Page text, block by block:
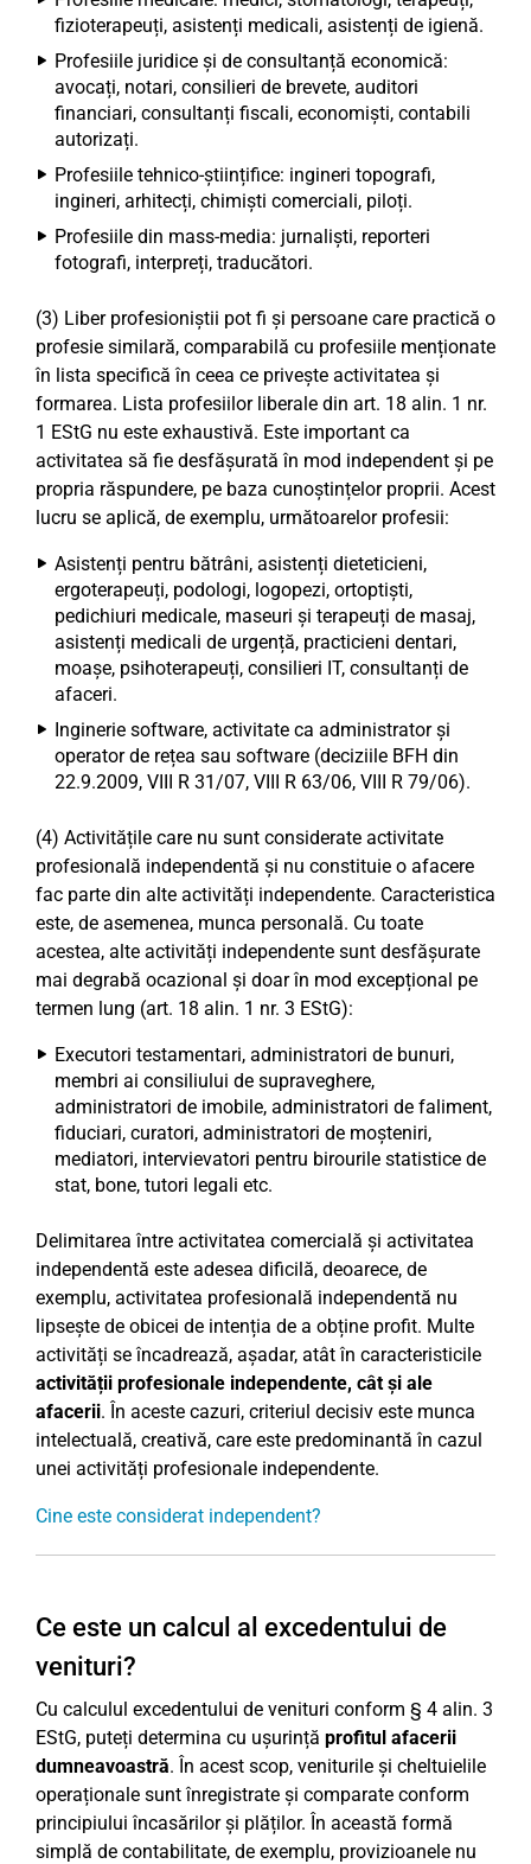
fizioterapeuți, asistenți medicali, asistenți de igienă.
Profesiile juridice și de consultanță economică:
avocați, notari, consilieri de brevete, auditori
financiari, consultanți fiscali, economiști, contabili
autorizați.
Profesiile tehnico-științifice: ingineri topografi,
ingineri, arhitecți, chimiști comerciali, piloți.
Profesiile din mass-media: jurnaliști, reporteri
fotografi, interpreți, traducători.
(3) Liber profesioniștii pot fi și persoane care practică o
profesie similară, comparabilă cu profesiile menționate
în lista specifică în ceea ce privește activitatea și
formarea. Lista profesiilor liberale din art. 18 alin. 1 nr.
1 EStG nu este exhaustivă. Este important ca
activitatea să fie desfășurată în mod independent și pe
propria răspundere, pe baza cunoștințelor proprii. Acest
lucru se aplică, de exemplu, următoarelor profesii:
Asistenți pentru bătrâni, asistenți dieteticieni,
ergoterapeuți, podologi, logopezi, ortoptiști,
pedichiuri medicale, maseuri și terapeuți de masaj,
asistenți medicali de urgență, practicieni dentari,
moașe, psihoterapeuți, consilieri IT, consultanți de
afaceri.
Inginerie software, activitate ca administrator și
operator de rețea sau software (deciziile BFH din
22.9.2009, VIII R 31/07, VIII R 63/06, VIII R 79/06).
(4) Activitățile care nu sunt considerate activitate
profesională independentă și nu constituie o afacere
fac parte din alte activități independente. Caracteristica
este, de asemenea, munca personală. Cu toate
acestea, alte activități independente sunt desfășurate
mai degrabă ocazional și doar în mod excepțional pe
termen lung (art. 18 alin. 1 nr. 3 EStG):
Executori testamentari, administratori de bunuri,
membri ai consiliului de supraveghere,
administratori de imobile, administratori de faliment,
fiduciari, curatori, administratori de moșteniri,
mediatori, intervievatori pentru birourile statistice de
stat, bone, tutori legali etc.
Delimitarea între activitatea comercială și activitatea
independentă este adesea dificilă, deoarece, de
exemplu, activitatea profesională independentă nu
lipsește de obicei de intenția de a obține profit. Multe
activități se încadrează, așadar, atât în caracteristicile
activității profesionale independente, cât și ale
afacerii. În aceste cazuri, criteriul decisiv este munca
intelectuală, creativă, care este predominantă în cazul
unei activități profesionale independente.
Cine este considerat independent?
Ce este un calcul al excedentului de
venituri?
Cu calculul excedentului de venituri conform § 4 alin. 3
EStG, puteți determina cu ușurință profitul afacerii
dumneavoastră. În acest scop, veniturile și cheltuielile
operaționale sunt înregistrate și comparate conform
principiului încasărilor și plăților. În această formă
simplă de contabilitate, de exemplu, provizioanele nu